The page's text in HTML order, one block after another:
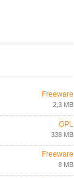
Freeware
2,3 MB
GPL
338 MB
Freeware
8 MB